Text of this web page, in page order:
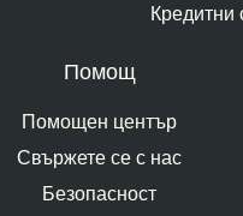
Кредитни
Помощ
Помощен център
Свържете се с нас
Безопасност